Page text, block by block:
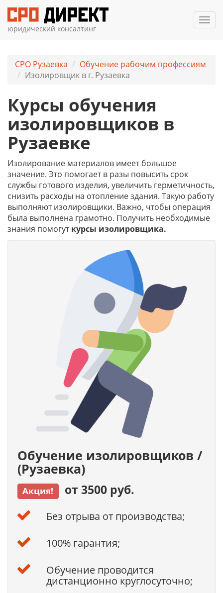
юридический консалтинг
СРО Рузаевка
Обучение рабочим профессиям
Изолировщик в г. Рузаевка
Курсы обучения
изолировщиков в
Рузаевке
Изолирование материалов имеет большое
значение. Это помогает в разы повысить срок
службы готового изделия, увеличить герметичность,
снизить расходы на отопление здания. Такую работу
выполняют изолировщики. Важно, чтобы операция
была выполнена грамотно. Получить необходимые
знания помогуткурсы изолировщика.
Обучение изолировщиков /
(Рузаевка)
Акция! от 3500 руб.
Без отрыва от производства;
100% гарантия;
Обучение проводится
дистанционно круглосуточно;